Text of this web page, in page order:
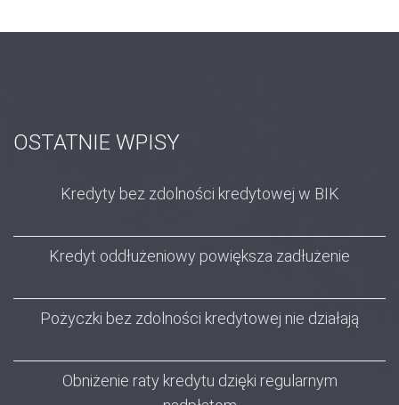
OSTATNIE WPISY
Kredyty bez zdolności kredytowej w BIK
Kredyt oddłużeniowy powiększa zadłużenie
Pożyczki bez zdolności kredytowej nie działają
Obniżenie raty kredytu dzięki regularnym